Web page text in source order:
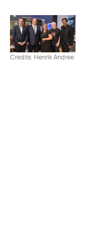
Credits: Henrik Andree